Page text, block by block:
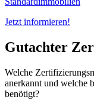
Jetzt informieren!
Gutachter
Welche
anerkannt und welche
benötigt?